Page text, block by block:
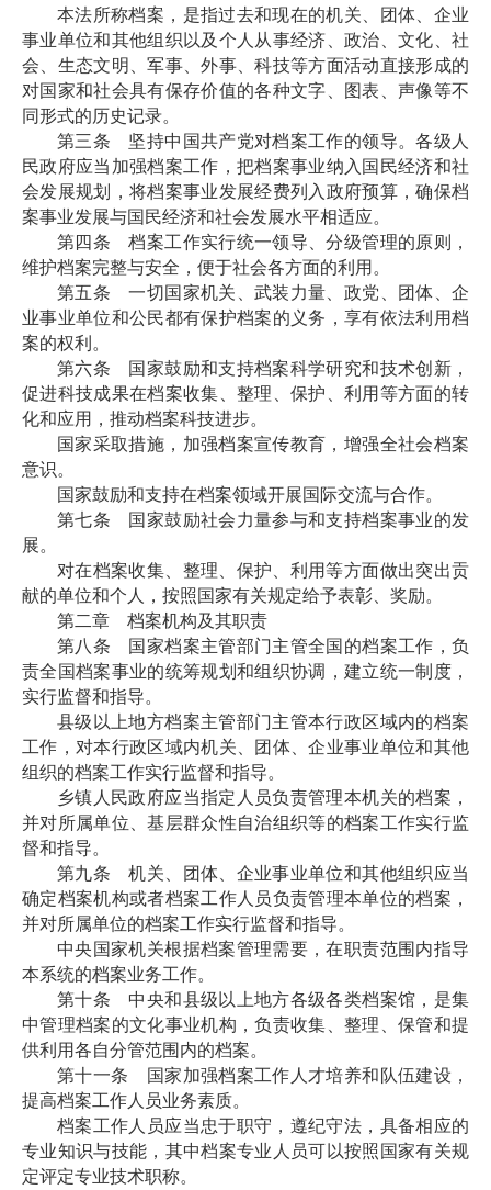
本法所称档案，是指过去和现在的机关、团体、企业
事业单位和其他组织以及个人从事经济、政治、文化、社
会、生态文明、军事、外事、科技等方面活动直接形成的
对国家和社会具有保存价值的各种文字、图表、声像等不
同形式的历史记录。
第三条 坚持中国共产党对档案工作的领导。各级人
民政府应当加强档案工作，把档案事业纳入国民经济和社
会发展规划，将档案事业发展经费列入政府预算，确保档
案事业发展与国民经济和社会发展水平相适应。
第四条 档案工作实行统一领导、分级管理的原则，
维护档案完整与安全，便于社会各方面的利用。
第五条 一切国家机关、武装力量、政党、团体、企
业事业单位和公民都有保护档案的义务，享有依法利用档
案的权利。
第六条 国家鼓励和支持档案科学研究和技术创新，
促进科技成果在档案收集、整理、保护、利用等方面的转
化和应用，推动档案科技进步。
国家采取措施，加强档案宣传教育，增强全社会档案
意识。
国家鼓励和支持在档案领域开展国际交流与合作。
第七条 国家鼓励社会力量参与和支持档案事业的发
展。
对在档案收集、整理、保护、利用等方面做出突出贡
献的单位和个人，按照国家有关规定给予表彰、奖励。
第二章 档案机构及其职责
第八条 国家档案主管部门主管全国的档案工作，负
责全国档案事业的统筹规划和组织协调，建立统一制度，
实行监督和指导。
县级以上地方档案主管部门主管本行政区域内的档案
工作，对本行政区域内机关、团体、企业事业单位和其他
组织的档案工作实行监督和指导。
乡镇人民政府应当指定人员负责管理本机关的档案，
并对所属单位、基层群众性自治组织等的档案工作实行监
督和指导。
第九条 机关、团体、企业事业单位和其他组织应当
确定档案机构或者档案工作人员负责管理本单位的档案，
并对所属单位的档案工作实行监督和指导。
中央国家机关根据档案管理需要，在职责范围内指导
本系统的档案业务工作。
第十条 中央和县级以上地方各级各类档案馆，是集
中管理档案的文化事业机构，负责收集、整理、保管和提
供利用各自分管范围内的档案。
第十一条 国家加强档案工作人才培养和队伍建设，
提高档案工作人员业务素质。
档案工作人员应当忠于职守，遵纪守法，具备相应的
专业知识与技能，其中档案专业人员可以按照国家有关规
定评定专业技术职称。